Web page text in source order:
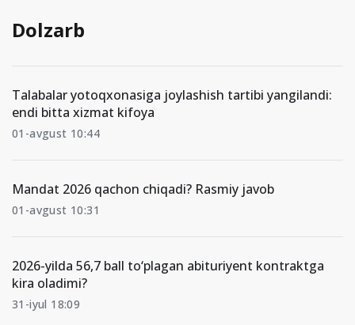
Dolzarb
Talabalar yotoqxonasiga joylashish tartibi yangilandi:
endi bitta xizmat kifoya
01-avgust 10:44
Mandat 2026 qachon chiqadi? Rasmiy javob
01-avgust 10:31
2026-yilda 56,7 ball to‘plagan abituriyent kontraktga
kira oladimi?
31-iyul 18:09